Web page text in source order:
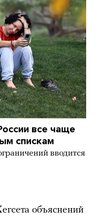
все чаще
спискам
вводится
объяснений